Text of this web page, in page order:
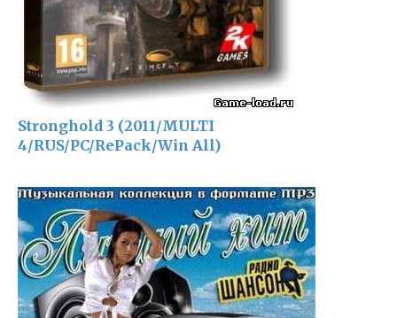
Stronghold 3 (2011/MULTI
4/RUS/PC/RePack/Win All)